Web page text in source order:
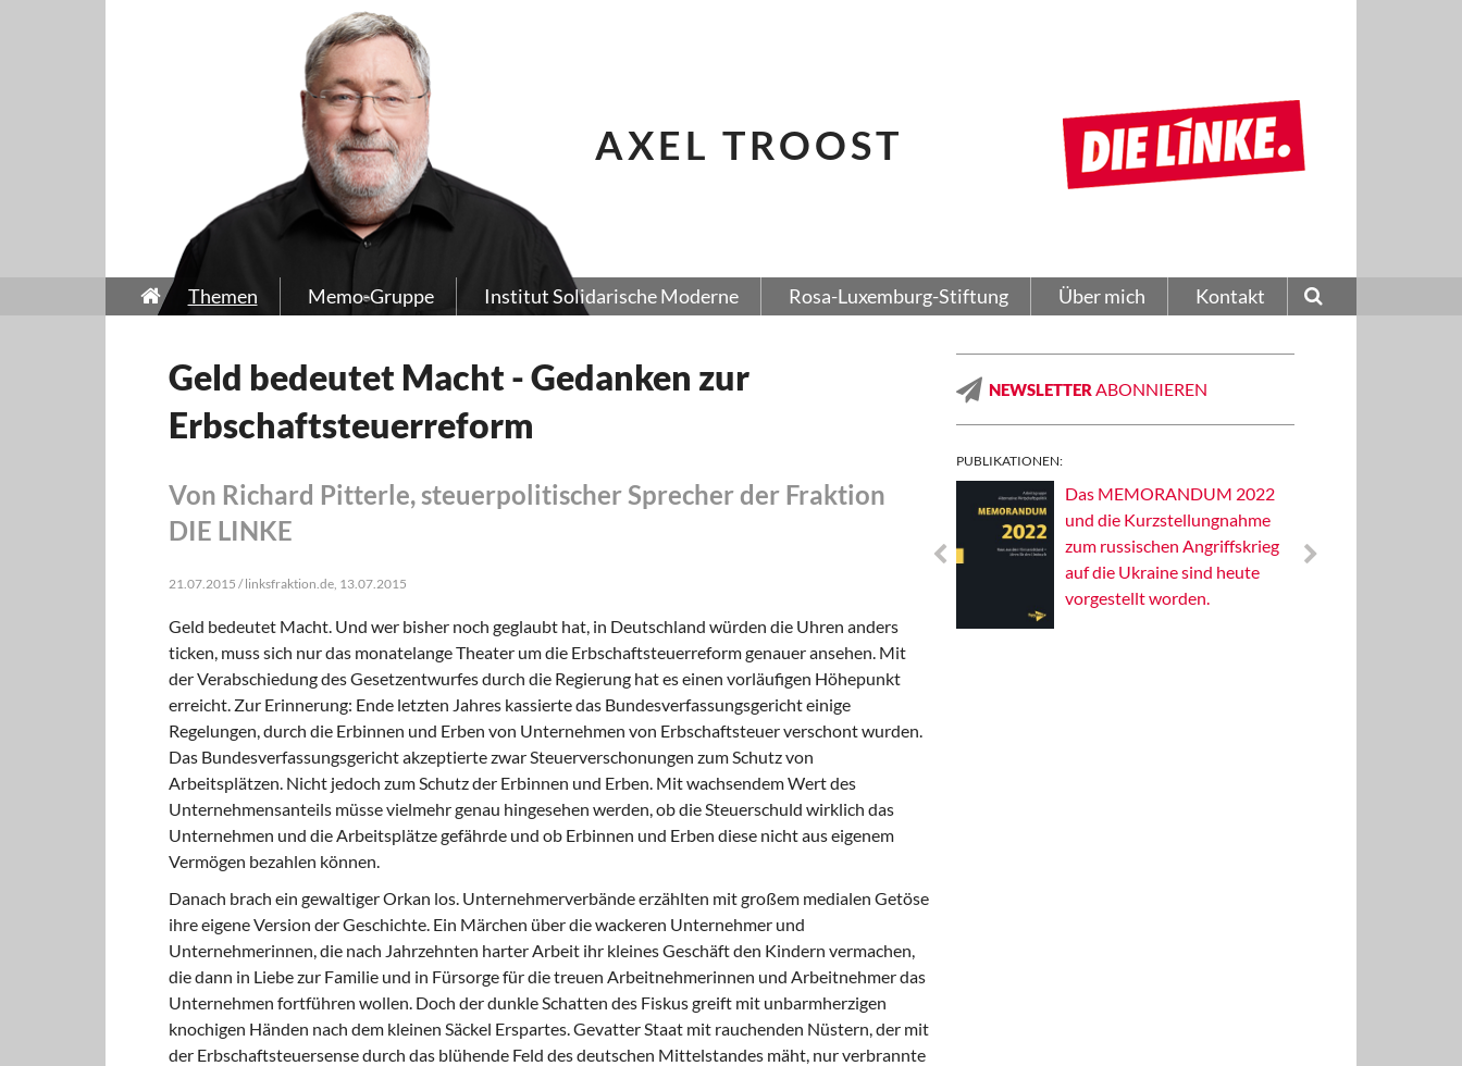
AXEL TROOST
Themen Memo-Gruppe Institut Solidarische Moderne Rosa-Luxemburg-Stiftung Über mich Kontakt
Geld bedeutet Macht - Gedanken zur
Erbschaftsteuerreform
Von Richard Pitterle, steuerpolitischer Sprecher der Fraktion
DIE LINKE
21.07.2015 / linksfraktion.de, 13.07.2015
Geld bedeutet Macht. Und wer bisher noch geglaubt hat, in Deutschland würden die Uhren anders
ticken, muss sich nur das monatelange Theater um die Erbschaftsteuerreform genauer ansehen. Mit
der Verabschiedung des Gesetzentwurfes durch die Regierung hat es einen vorläufigen Höhepunkt
erreicht. Zur Erinnerung: Ende letzten Jahres kassierte das Bundesverfassungsgericht einige
Regelungen, durch die Erbinnen und Erben von Unternehmen von Erbschaftsteuer verschont wurden.
Das Bundesverfassungsgericht akzeptierte zwar Steuerverschonungen zum Schutz von
Arbeitsplätzen. Nicht jedoch zum Schutz der Erbinnen und Erben. Mit wachsendem Wert des
Unternehmensanteils müsse vielmehr genau hingesehen werden, ob die Steuerschuld wirklich das
Unternehmen und die Arbeitsplätze gefährde und ob Erbinnen und Erben diese nicht aus eigenem
Vermögen bezahlen können.
Danach brach ein gewaltiger Orkan los. Unternehmerverbände erzählten mit großem medialen Getöse
ihre eigene Version der Geschichte. Ein Märchen über die wackeren Unternehmer und
Unternehmerinnen, die nach Jahrzehnten harter Arbeit ihr kleines Geschäft den Kindern vermachen,
die dann in Liebe zur Familie und in Fürsorge für die treuen Arbeitnehmerinnen und Arbeitnehmer das
Unternehmen fortführen wollen. Doch der dunkle Schatten des Fiskus greift mit unbarmherzigen
knochigen Händen nach dem kleinen Säckel Erspartes. Gevatter Staat mit rauchenden Nüstern, der mit
der Erbschaftsteuersense durch das blühende Feld des deutschen Mittelstandes mäht, nur verbrannte
NEWSLETTER ABONNIEREN
PUBLIKATIONEN:
Solidarisches EUropa -
Das MEMORANDUM 2022
und die Kurzstellungnahme
zum russischen Angriffskrieg
auf die Ukraine sind heute
vorgestellt worden.